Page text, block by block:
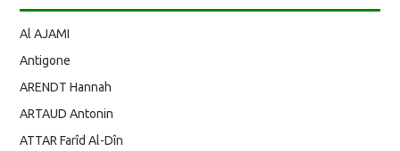
Al AJAMI
Antigone
ARENDT Hannah
ARTAUD Antonin
ATTAR Farîd Al-Dîn